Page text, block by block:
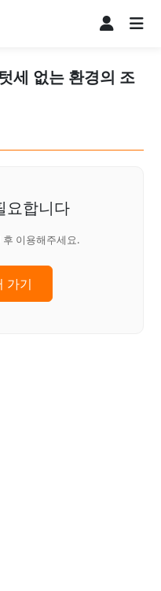
세 없는 환경의 조
요합니다
이용해주세요.
가기